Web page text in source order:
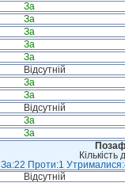
За
За
За
За
За
Відсутній
За
За
Відсутній
За
За
Кількість
За:22 Проти:1
Відсутній